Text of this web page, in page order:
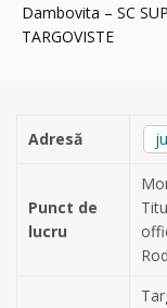
Dambovita – SC
TARGOVISTE
Adresă
Punct de
lucru